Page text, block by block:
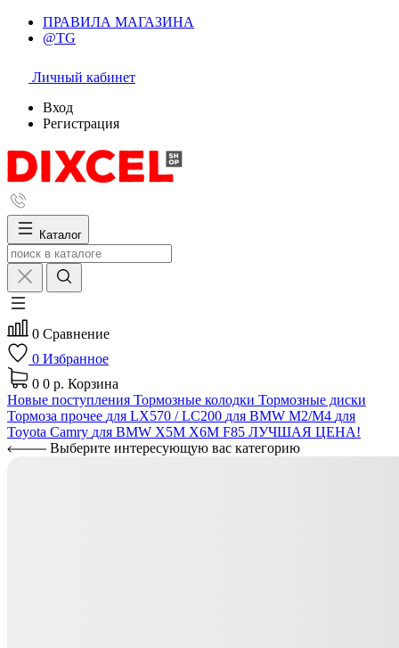
ПРАВИЛА МАГАЗИНА
@TG
Личный кабинет
Вход
Регистрация
Каталог
0 Сравнение
0 Избранное
0 0 р. Корзина
Новые поступления Тормозные колодки Тормозные диски
Тормоза прочее для LX570 / LC200 для BMW M2/M4 для
Toyota Camry для BMW X5M X6M F85 ЛУЧШАЯ ЦЕНА!
Выберите интересующую вас категорию